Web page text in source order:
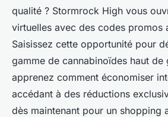
pour thcp de
Damien•4 mai 2024•3 min de lecture
qualité ? Stormrock High vous
virtuelles avec des codes promos
Saisissez cette opportunité pour
gamme de cannabinoïdes haut de
apprenez comment économiser
accédant à des réductions
dès maintenant pour un shopping